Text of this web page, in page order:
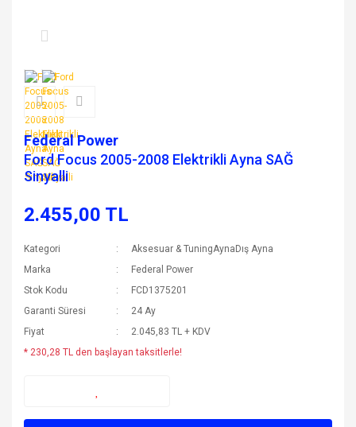
Federal Power
Ford Focus 2005-2008 Elektrikli Ayna SAĞ
Sinyalli
2.455,00 TL
Kategori
Aksesuar & TuningAynaDış Ayna
Marka
Federal Power
Stok Kodu
FCD1375201
Garanti Süresi
24 Ay
Fiyat
2.045,83 TL + KDV
* 230,28 TL den başlayan taksitlerle!